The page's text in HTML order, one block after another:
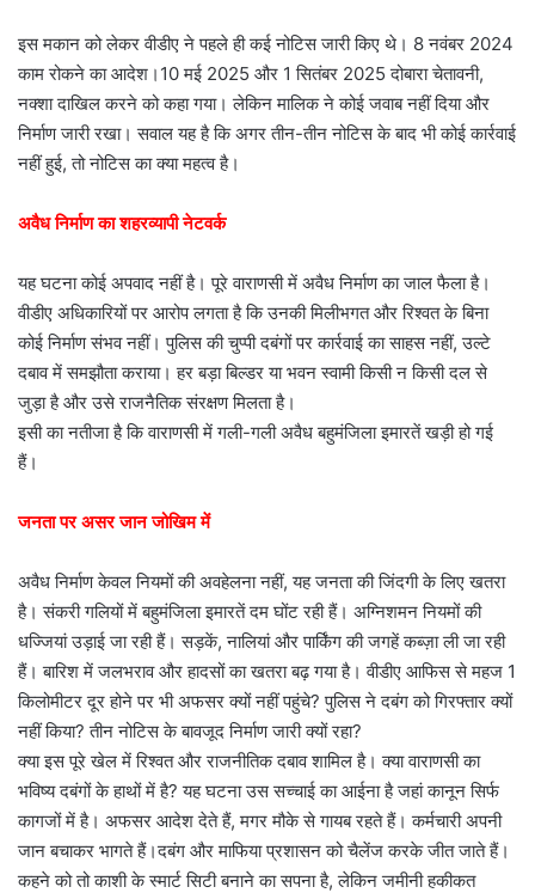
इस मकान को लेकर वीडीए ने पहले ही कई नोटिस जारी किए थे। 8 नवंबर 2024
काम रोकने का आदेश।10 मई 2025 और 1 सितंबर 2025 दोबारा चेतावनी,
नक्शा दाखिल करने को कहा गया। लेकिन मालिक ने कोई जवाब नहीं दिया और
निर्माण जारी रखा। सवाल यह है कि अगर तीन-तीन नोटिस के बाद भी कोई कार्रवाई
नहीं हुई, तो नोटिस का क्या महत्व है।
अवैध निर्माण का शहरव्यापी नेटवर्क
यह घटना कोई अपवाद नहीं है। पूरे वाराणसी में अवैध निर्माण का जाल फैला है।
वीडीए अधिकारियों पर आरोप लगता है कि उनकी मिलीभगत और रिश्वत के बिना
कोई निर्माण संभव नहीं। पुलिस की चुप्पी दबंगों पर कार्रवाई का साहस नहीं, उल्टे
दबाव में समझौता कराया। हर बड़ा बिल्डर या भवन स्वामी किसी न किसी दल से
जुड़ा है और उसे राजनैतिक संरक्षण मिलता है।
इसी का नतीजा है कि वाराणसी में गली-गली अवैध बहुमंजिला इमारतें खड़ी हो गई
हैं।
जनता पर असर जान जोखिम में
अवैध निर्माण केवल नियमों की अवहेलना नहीं, यह जनता की जिंदगी के लिए खतरा
है। संकरी गलियों में बहुमंजिला इमारतें दम घोंट रही हैं। अग्निशमन नियमों की
धज्जियां उड़ाई जा रही हैं। सड़कें, नालियां और पार्किंग की जगहें कब्ज़ा ली जा रही
हैं। बारिश में जलभराव और हादसों का खतरा बढ़ गया है। वीडीए आफिस से महज 1
किलोमीटर दूर होने पर भी अफसर क्यों नहीं पहुंचे? पुलिस ने दबंग को गिरफ्तार क्यों
नहीं किया? तीन नोटिस के बावजूद निर्माण जारी क्यों रहा?
क्या इस पूरे खेल में रिश्वत और राजनीतिक दबाव शामिल है। क्या वाराणसी का
भविष्य दबंगों के हाथों में है? यह घटना उस सच्चाई का आईना है जहां कानून सिर्फ
कागजों में है। अफसर आदेश देते हैं, मगर मौके से गायब रहते हैं। कर्मचारी अपनी
जान बचाकर भागते हैं।दबंग और माफिया प्रशासन को चैलेंज करके जीत जाते हैं।
कहने को तो काशी के स्मार्ट सिटी बनाने का सपना है, लेकिन जमीनी हकीकत